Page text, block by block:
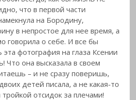
что в первой части
на Бородину,
в непростое для нее время, а
говорила о себе. И все бы
эта фотография на глаза Ксении
Что она высказала в своем
– и не сразу поверишь,
детей писала, а не какая-то
отсидок за плечами!